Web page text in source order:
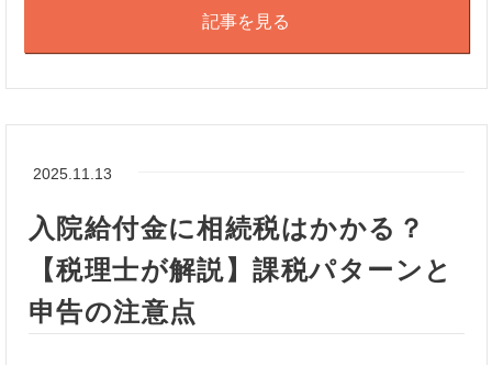
記事を見る
2025.11.13
入院給付金に相続税はかかる？
【税理士が解説】課税パターンと
申告の注意点